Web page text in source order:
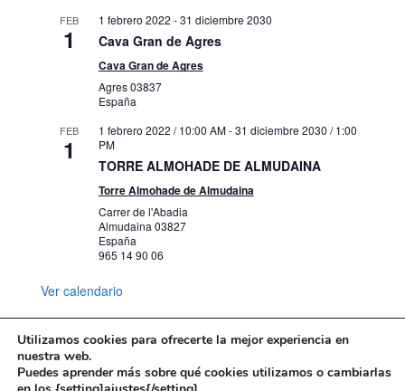
FEB
1
1 febrero 2022 -31 diciembre 2030
Cava Gran de Agres
Cava Gran de Agres
Agres03837
España
FEB
1
1 febrero 2022 / 10:00 AM-31 diciembre 2030 / 1:00
PM
TORRE ALMOHADE DE ALMUDAINA
Torre Almohade de Almudaina
Carrer de l'Abadia
Almudaina 03827
España
965 14 90 06
Ver calendario
Mapa web
Política de Privacidad
Utilizamos cookies para ofrecerte la mejor experiencia en
nuestra web.
Puedes aprender más sobre qué cookies utilizamos o cambiarlas